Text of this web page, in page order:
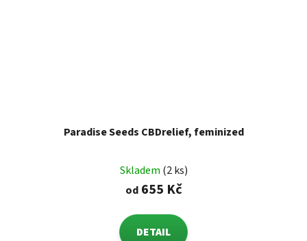
Paradise Seeds CBDrelief, feminized
Skladem (2 ks)
od655 Kč
DETAIL